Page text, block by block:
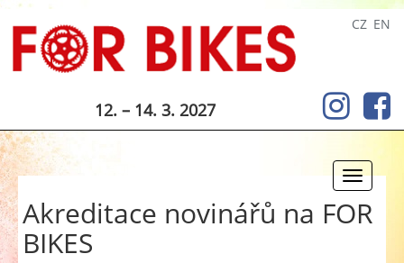
CZ EN
12. – 14. 3. 2027
Toggle
Akreditace novinářů na FOR
BIKES